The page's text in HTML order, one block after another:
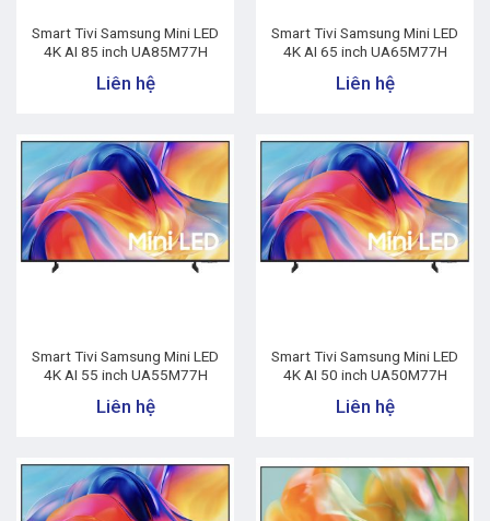
Smart Tivi Samsung Mini LED
4K AI 85 inch UA85M77H
Liên hệ
Smart Tivi Samsung Mini LED
4K AI 65 inch UA65M77H
Liên hệ
Smart Tivi Samsung Mini LED
4K AI 55 inch UA55M77H
Liên hệ
Smart Tivi Samsung Mini LED
4K AI 50 inch UA50M77H
Liên hệ